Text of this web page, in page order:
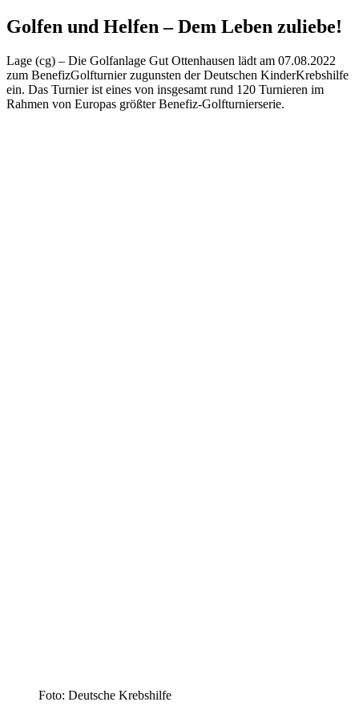
Golfen und Helfen – Dem Leben zuliebe!
Lage (cg) – Die Golfanlage Gut Ottenhausen lädt am 07.08.2022
zum BenefizGolfturnier zugunsten der Deutschen KinderKrebshilfe
ein. Das Turnier ist eines von insgesamt rund 120 Turnieren im
Rahmen von Europas größter Benefiz-Golfturnierserie.
Foto: Deutsche Krebshilfe